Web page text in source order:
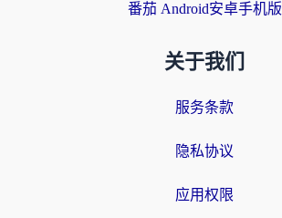
番茄 Android安卓手机版
关于我们
服务条款
隐私协议
应用权限